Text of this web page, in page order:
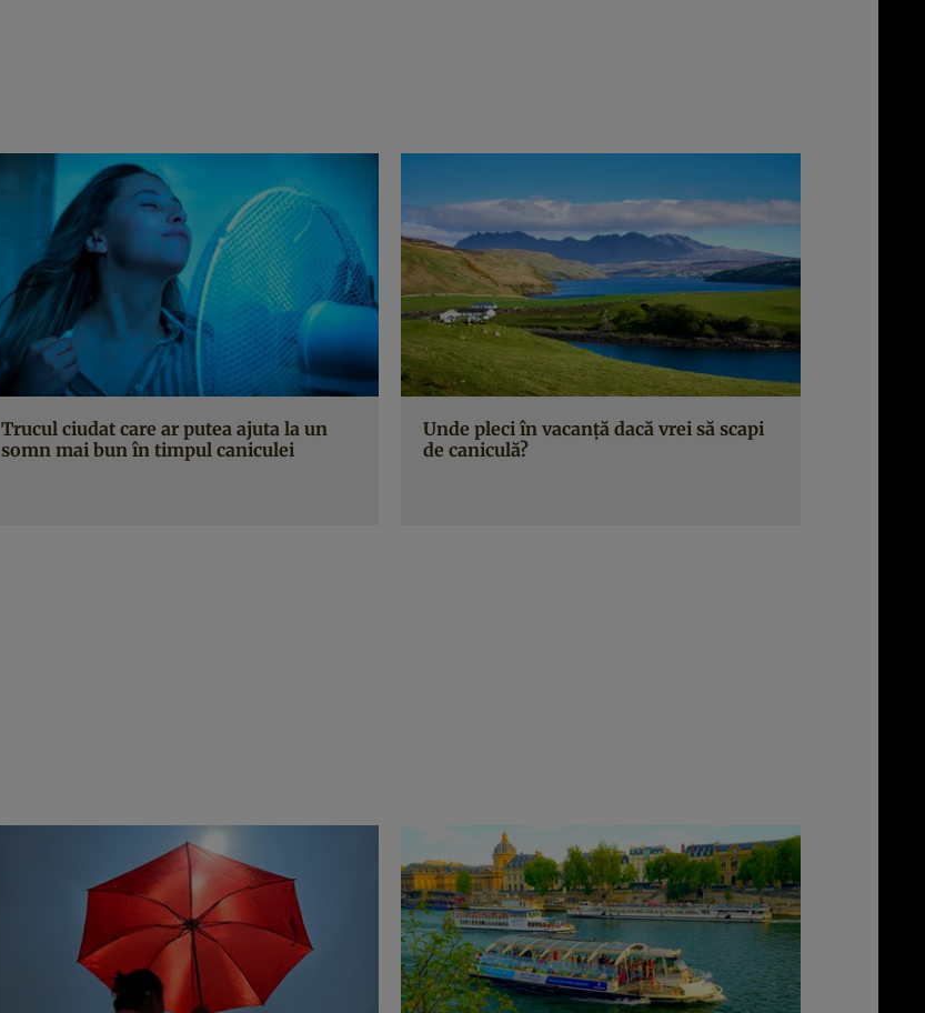
Trucul ciudat care ar putea ajuta la un
somn mai bun în timpul caniculei
Unde pleci în vacanță dacă vrei să scapi
de caniculă?